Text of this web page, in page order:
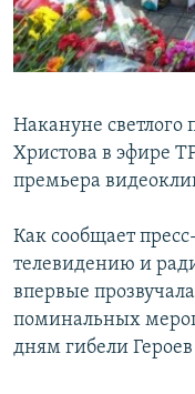
ПОБЕДИТЕЛЕЙ НЕ
КРЫМ.НЕПОКОРЕННЫЙ
УКРАИНСКАЯ
ПРИСОЕДИНЯЙТЕСЬ!
Все сайты RFE/RL
Накануне светлого
Христова в эфире
премьера
Как сообщает
телевидению и
впервые
поминальных
дням гибели